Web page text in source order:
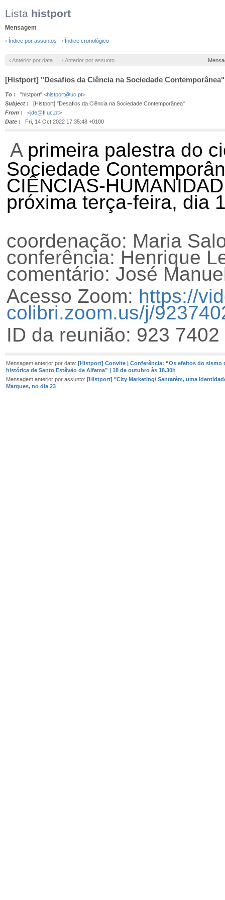
Lista histport
Mensagem
› Índice por assuntos | › Índice cronológico
‹ Anterior por data ‹ Anterior por assunto
[Histport] "Desafios da Ciência na Sociedade Contemporânea"
To : "histport" <histport@uc.pt>
Subject : [Histport] "Desafios da Ciência na Sociedade Contemporânea"
From : <jde@fl.uc.pt>
Date : Fri, 14 Oct 2022 17:35:48 +0100
Aprimeira palestra do
Sociedade
CIÊNCIAS-
próxima terça-feira, dia
coordenação: Maria
conferência: Henrique
comentário: José
Acesso Zoom: https://
colibri.zoom.us/j/
ID da reunião: 923 7402
Mensagem anterior por data: [Histport] Convite | Conferência: “Os efeitos do sismo
histórica de Santo Estêvão de Alfama” | 18 de outubro às 18.30h
Mensagem anterior por assunto: [Histport] "City Marketing/ Santarém, uma
Marques, no dia 23